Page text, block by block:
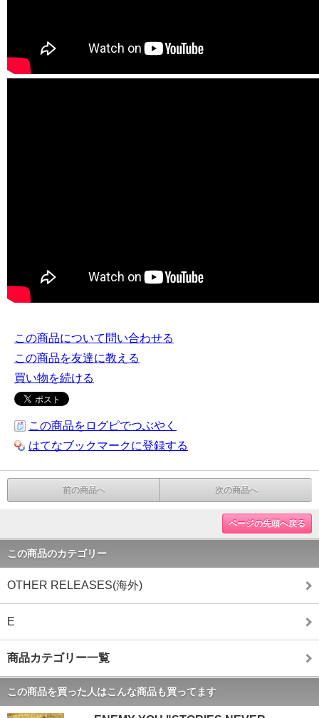
この商品について問い合わせる
この商品を友達に教える
買い物を続ける
この商品をログピでつぶやく
はてなブックマークに登録する
前の商品へ 次の商品へ
ページの先頭へ戻る
この商品のカテゴリー
OTHER RELEASES(海外)
E
商品カテゴリー一覧
この商品を買った人はこんな商品も買ってます